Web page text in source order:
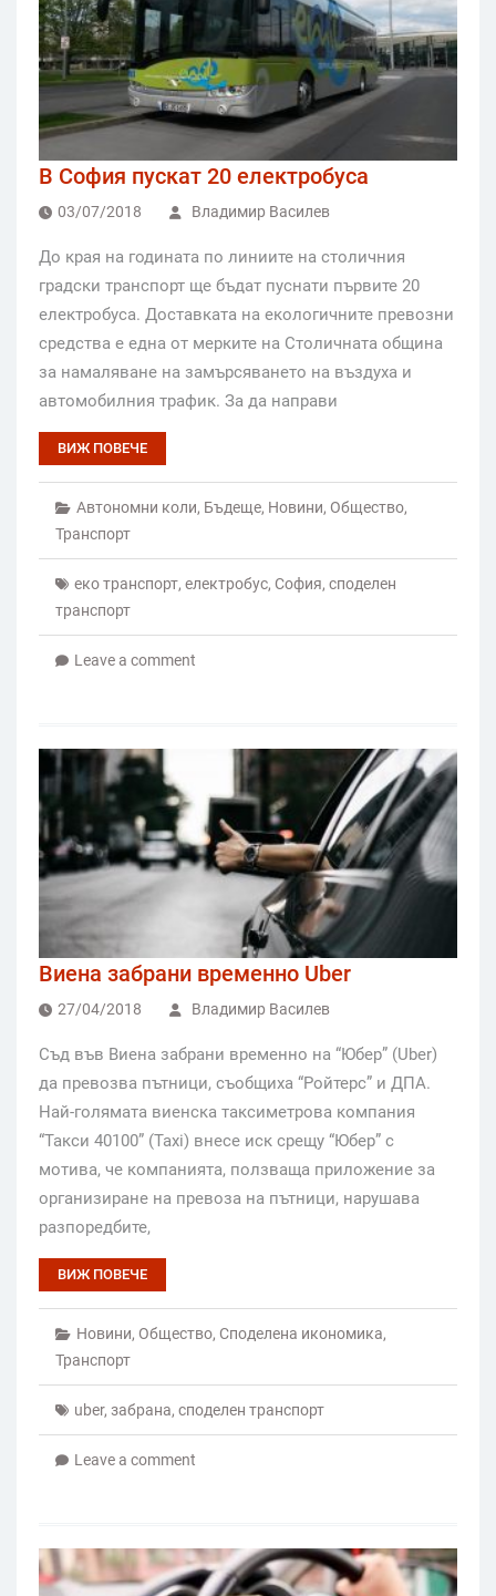
В София пускат 20 електробуса
03/07/2018 Владимир Василев
До края на годината по линиите на столичния
градски транспорт ще бъдат пуснати първите 20
електробуса. Доставката на екологичните превозни
средства е една от мерките на Столичната община
за намаляване на замърсяването на въздуха и
автомобилния трафик. За да направи
ВИЖ ПОВЕЧЕ
Автономни коли, Бъдеще, Новини, Общество,
Транспорт
еко транспорт, електробус, София, споделен
транспорт
Leave a comment
Виена забрани временно Uber
27/04/2018 Владимир Василев
Съд във Виена забрани временно на “Юбер” (Uber)
да превозва пътници, съобщиха “Ройтерс” и ДПА.
Най-голямата виенска таксиметрова компания
“Такси 40100” (Taxi) внесе иск срещу “Юбер” с
мотива, че компанията, ползваща приложение за
организиране на превоза на пътници, нарушава
разпоредбите,
ВИЖ ПОВЕЧЕ
Новини, Общество, Споделена икономика,
Транспорт
uber, забрана, споделен транспорт
Leave a comment